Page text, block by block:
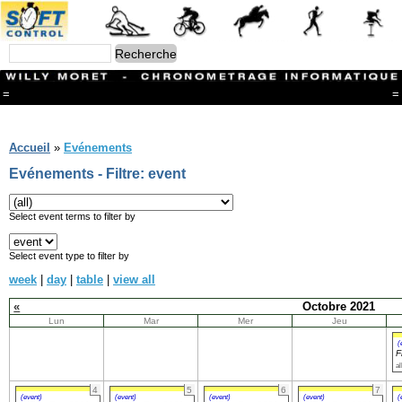
= =
Branches
CONTACT
Ski ALPIN
Triathlon
Ski Nordique
Courses à pieds
Athlétisme
Slalom In-Line
Caisse à savon
Coupe "Journal La Gruyère"
Accueil » Evénements
Evénements - Filtre: event
Select event terms to filter by
Select event type to filter by
week | day | table | view all
«
Octobre 2021
Lun Mar Mer Jeu
4
(event)
5
(event)
6
(event)
7
(event)